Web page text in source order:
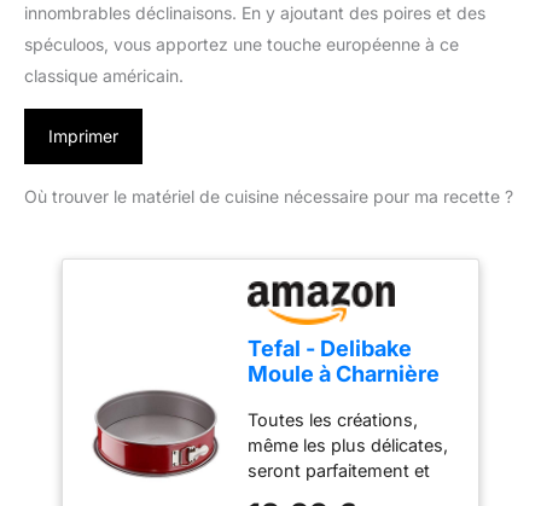
innombrables déclinaisons. En y ajoutant des poires et des
spéculoos, vous apportez une touche européenne à ce
classique américain.
Imprimer
Où trouver le matériel de cuisine nécessaire pour ma recette ?
Tefal - Delibake
Moule à Charnière
- Rouge
Toutes les créations,
même les plus délicates,
seront parfaitement et